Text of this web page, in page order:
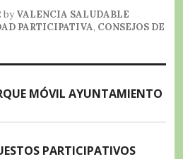
m
p
ir
by VALENCIA SALUDABLE
PARTICIPATIVA, CONSEJOS DE
MÓVIL AYUNTAMIENTO
PARTICIPATIVOS